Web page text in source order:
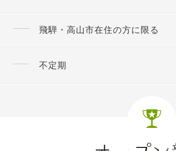
飛騨・高山市在住の方に限る
不定期